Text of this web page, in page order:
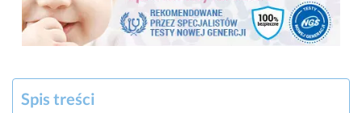
Spis treści